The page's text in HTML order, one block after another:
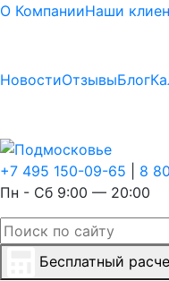
О КомпанииНаши
НовостиОтзывыБлог
+7 495 150-09-65
8
Пн - Сб 9:00 — 20:00
Бесплатный